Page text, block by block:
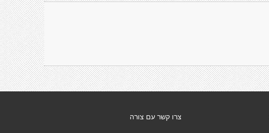
צרו קשר עם צורה